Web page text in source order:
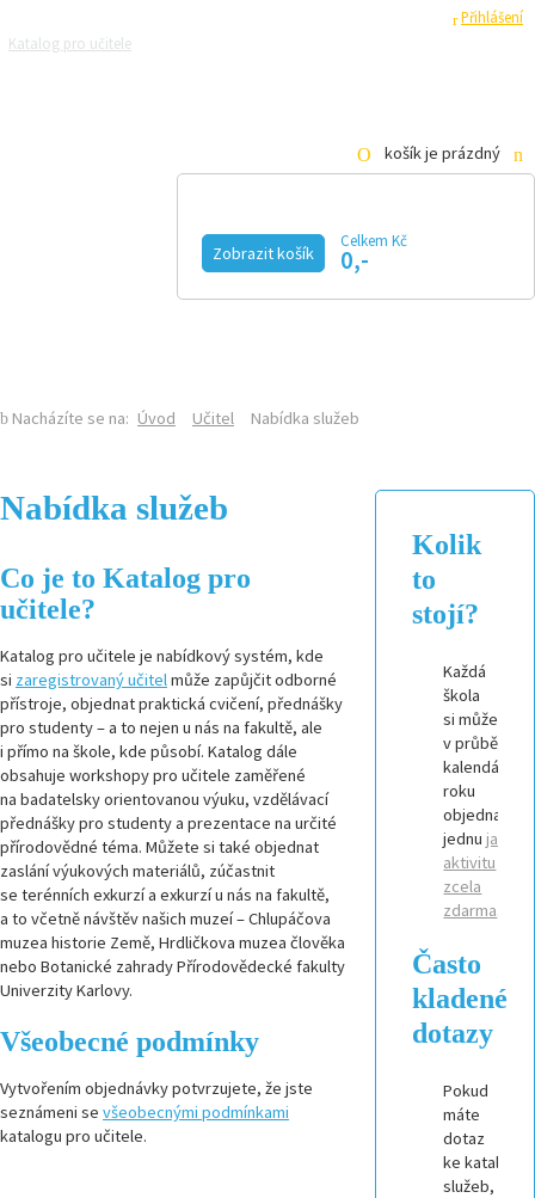
Přihlášení
Katalog pro učitele
košík je prázdný
Zobrazit košík
Celkem Kč
0,-
Nacházíte se na: Úvod Učitel Nabídka služeb
Nabídka služeb
Co je to Katalog pro
učitele?
Katalog pro učitele je nabídkový systém, kde
si zaregistrovaný učitelmůže zapůjčit odborné
přístroje, objednat praktická cvičení, přednášky
pro studenty – a to nejen u nás na fakultě, ale
i přímo na škole, kde působí. Katalog dále
obsahuje workshopy pro učitele zaměřené
na badatelsky orientovanou výuku, vzdělávací
přednášky pro studenty a prezentace na určité
přírodovědné téma. Můžete si také objednat
zaslání výukových materiálů, zúčastnit
se terénních exkurzí a exkurzí u nás na fakultě,
a to včetně návštěv našich muzeí – Chlupáčova
muzea historie Země, Hrdličkova muzea člověka
nebo Botanické zahrady Přírodovědecké fakulty
Univerzity Karlovy.
Všeobecné podmínky
Vytvořením objednávky potvrzujete, že jste
seznámeni se všeobecnými podmínkami
katalogu pro učitele.
Kolik
to
stojí?
Každá
škola
si může
v průběhu
kalendářního
roku
objednat
jednu
aktivitu
zcela
zdarma
Často
kladené
dotazy
Pokud
máte
dotaz
ke katalogu
služeb,